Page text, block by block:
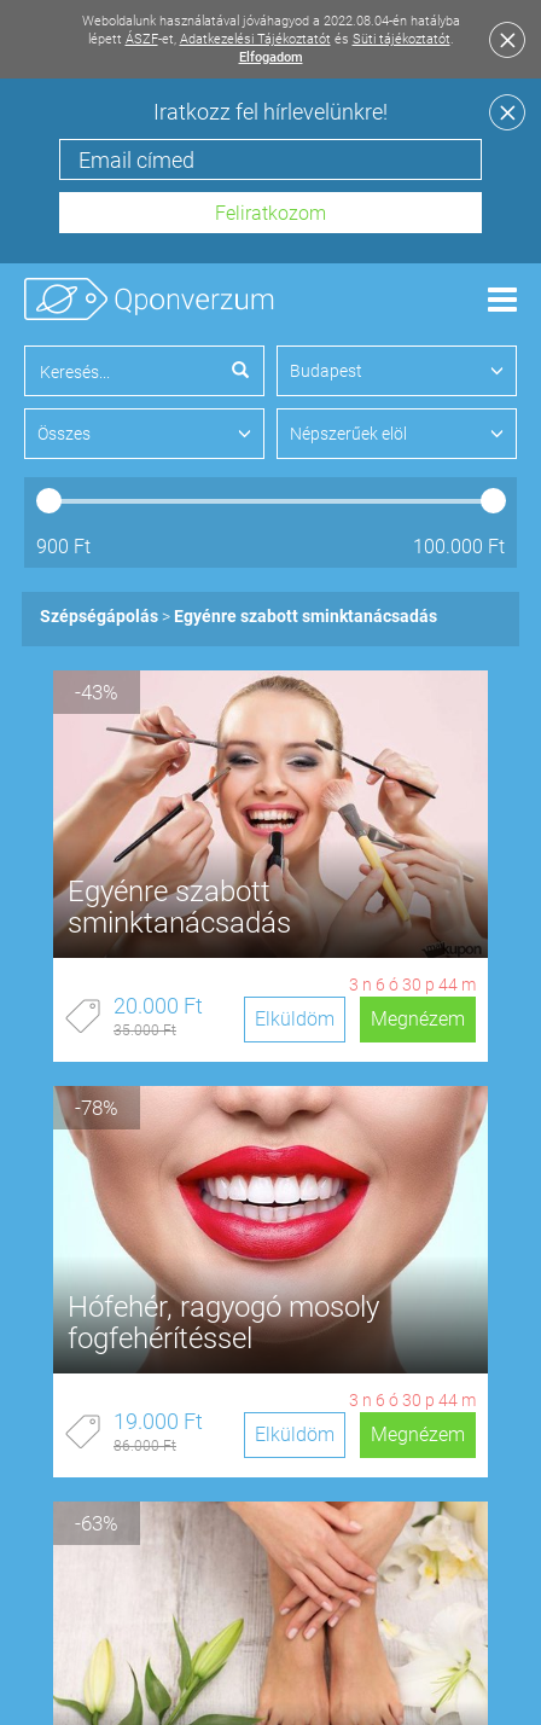
Weboldalunk használatával jóváhagyod a 2022.08.04-én hatályba
lépett ÁSZF-et, Adatkezelési Tájékoztatót és Süti tájékoztatót.
Elfogadom
Iratkozz fel hírlevelünkre!
Budapest
Összes Népszerűek elöl
900 Ft 100.000 Ft
Szépségápolás Egyénre szabott sminktanácsadás
-43%
Egyénre szabott
sminktanácsadás
3 n 6 ó30 p 43 m
20.000 Ft
35.000 Ft Megnézem
Elküldöm
-78%
Hófehér, ragyogó mosoly
fogfehérítéssel
3 n 6 ó30 p 43 m
19.000 Ft
86.000 Ft Megnézem
Elküldöm
-63%